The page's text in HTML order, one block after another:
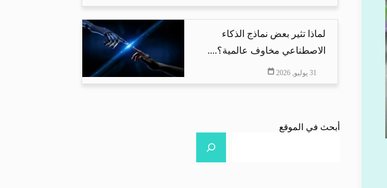
لماذا تثير بعض نماذج الذكاء
الاصطناعي مخاوف عالمية؟....
31 يوليو, 2026
أبحث في الموقع